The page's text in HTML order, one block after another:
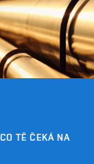
TĚ ČEKÁ NA